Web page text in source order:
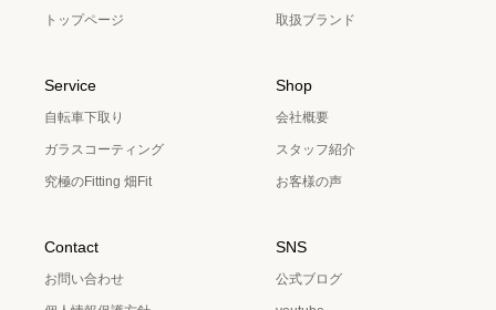
トップページ 取扱ブランド
Service
自転車下取り
ガラスコーティング
究極のFitting 畑Fit
Shop
会社概要
スタッフ紹介
お客様の声
Contact
お問い合わせ
SNS
公式ブログ